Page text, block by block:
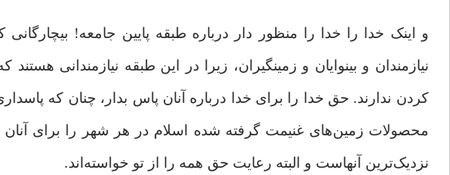
و اینک خدا را خدا را منظور دار درباره طبقه پایین جامعه!
نیازمندان و بینوایان و زمینگیران، زیرا در این طبقه نیازمندانی
کردن ندارند. حق خدا را برای خدا درباره آنان پاس بدار، چنان که
محصولات زمین‌های غنیمت گرفته شده اسلام در هر شهر را برای آنان
نزدیک‌ترین آنهاست و البته رعایت حق همه را از تو خواسته‌اند.